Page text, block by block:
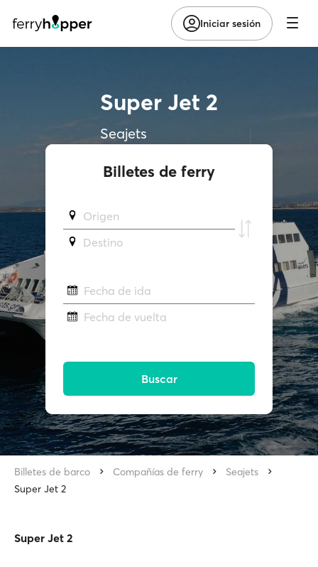
Iniciar sesión
Super Jet 2
Seajets
Billetes de ferry
Origen
Destino
Fecha de ida
Fecha de vuelta
Buscar
Billetes de barco Compañías de ferry
Seajets
Super Jet 2
Super Jet 2